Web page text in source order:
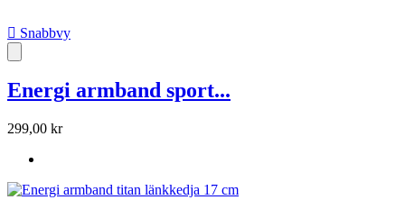
 Snabbvy
Energi armband sport...
299,00 kr